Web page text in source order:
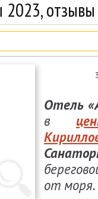
отзывы
Отель
в
от моря.